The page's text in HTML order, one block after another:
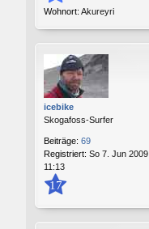
Wohnort: Akureyri
icebike
Skogafoss-Surfer
Beiträge: 69
Registriert: So 7. Jun 2009,
11:13
17